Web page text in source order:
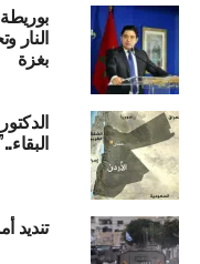
النار
بغزة
تنديد